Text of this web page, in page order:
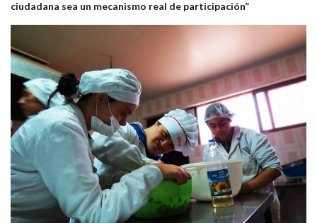
ciudadana sea un mecanismo real de participación”